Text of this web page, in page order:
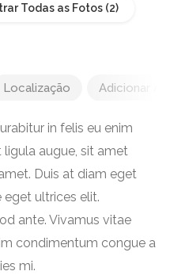
Todas as Fotos
Localização Adicionar
in felis eu enim
augue, sit amet
Duis at diam eget
eget ultrices elit.
ante. Vivamus vitae
condimentum congue a
mi.